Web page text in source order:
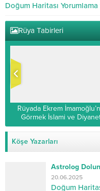
Doğum Haritası
Rüya Tabirleri
Rüyada Ekrem
Görmek İslami ve
Yorumu
Köşe Yazarları
Astrolog
20.06.2025
Doğum